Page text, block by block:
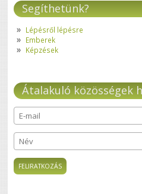
Segíthetünk?
Lépésről lépésre
Emberek
Képzések
Átalakuló közösségek
E-mail*
Név